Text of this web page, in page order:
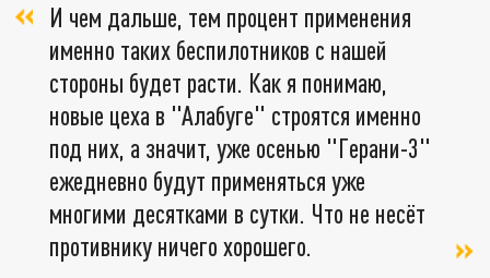
И чем дальше, тем процент применения
именно таких беспилотников с нашей
стороны будет расти. Как я понимаю,
новые цеха в "Алабуге" строятся именно
под них, а значит, уже осенью "Герани-3"
ежедневно будут применяться уже
многими десятками в сутки. Что не несёт
противнику ничего хорошего.